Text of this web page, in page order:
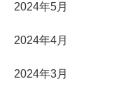
2024年5月
2024年4月
2024年3月